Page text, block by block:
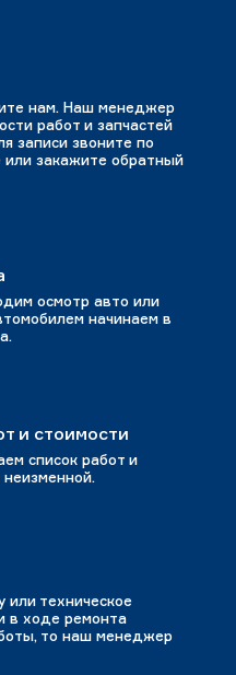
нам. Наш менеджер
работ и запчастей
записи звоните по
закажите обратный
осмотр авто или
начинаем в
и стоимости
список работ и
неизменной.
или техническое
в ходе ремонта
то наш менеджер